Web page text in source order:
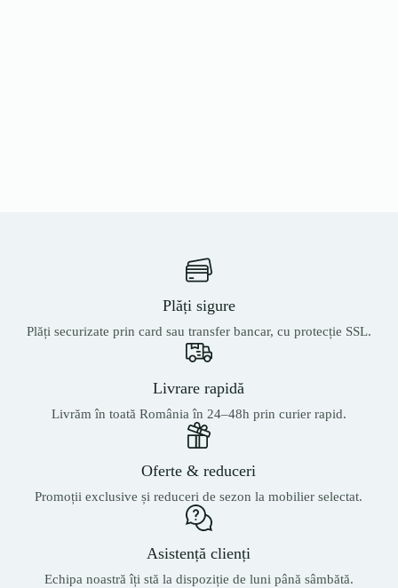
Plăți sigure
Plăți securizate prin card sau transfer bancar, cu protecție SSL.
Livrare rapidă
Livrăm în toată România în 24–48h prin curier rapid.
Oferte & reduceri
Promoții exclusive și reduceri de sezon la mobilier selectat.
Asistență clienți
Echipa noastră îți stă la dispoziție de luni până sâmbătă.